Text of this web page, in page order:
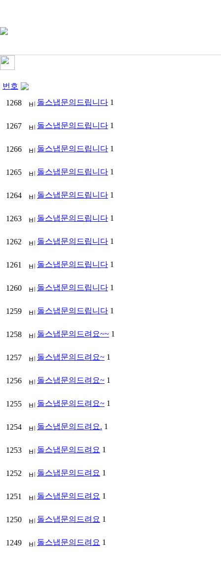
번호
1268
돌스냅문의드립니다 1
1267 돌스냅문의드립니다 1
1266 돌스냅문의드립니다 1
1265 돌스냅문의드립니다 1
1264 돌스냅문의드립니다 1
1263 돌스냅문의드립니다 1
1262 돌스냅문의드립니다 1
1261 돌스냅문의드립니다 1
1260 돌스냅문의드립니다 1
1259 돌스냅문의드립니다 1
1258 돌스냅문의드려요~~ 1
1257 돌스냅문의드려요~ 1
1256 돌스냅문의드려요~ 1
1255 돌스냅문의드려요~ 1
1254 돌스냅문의드려요. 1
1253 돌스냅문의드려요 1
1252 돌스냅문의드려요 1
1251 돌스냅문의드려요 1
1250 돌스냅문의드려요 1
1249 돌스냅문의드려요 1